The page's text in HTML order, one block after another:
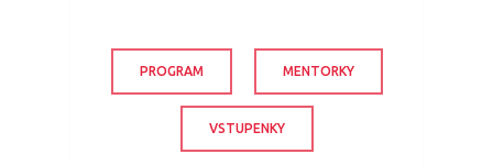
PROGRAM MENTORKY
VSTUPENKY